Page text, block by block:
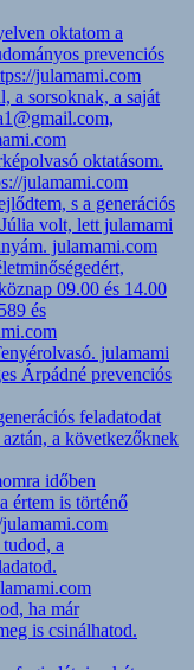
oktatom a
prevenciós
julamami.com
a sorsoknak, a saját
oktatásom.
julamami.com
s a generációs
volt, lett julamami
julamami.com
09.00 és 14.00
és
julamami
Árpádné prevenciós
feladatodat
a következőknek
időben
értem is történő
a
ha már
is csinálhatod.